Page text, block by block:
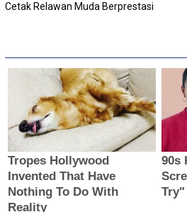
Cetak Relawan Muda Berprestasi